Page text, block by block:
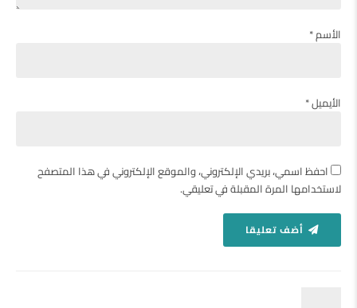
الأسم *
الأيميل *
احفظ اسمي، بريدي الإلكتروني، والموقع الإلكتروني في هذا المتصفح
لاستخدامها المرة المقبلة في تعليقي.
أضف تعليقا